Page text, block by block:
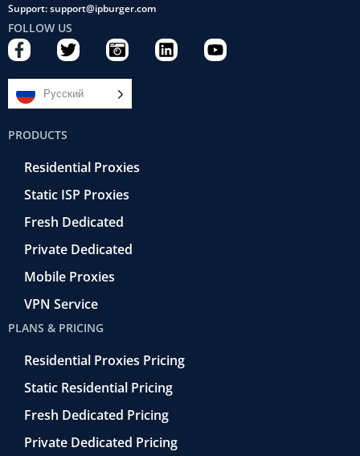
Support: support@ipburger.com
FOLLOW US
F
a
c
e
b
o
o
k
T
w
i
t
t
C
a
m
e
r
e
t
r
o
L
i
Y
o
Русский
PRODUCTS
Residential Proxies
Static ISP Proxies
Fresh Dedicated
Private Dedicated
Mobile Proxies
VPN Service
PLANS & PRICING
Residential Proxies Pricing
Static Residential Pricing
Fresh Dedicated Pricing
Private Dedicated Pricing